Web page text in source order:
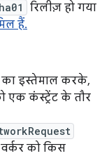
रिलीज़ हो गया
हैं.
इस्तेमाल करके,
एक कंस्ट्रेंट के तौर
को किस